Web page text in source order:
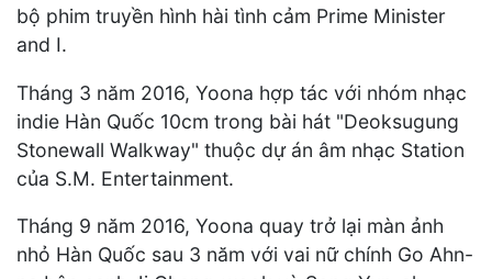
bộ phim truyền hình hài tình cảm Prime Minister
and I.
Tháng 3 năm 2016, Yoona hợp tác với nhóm nhạc
indie Hàn Quốc 10cm trong bài hát "Deoksugung
Stonewall Walkway" thuộc dự án âm nhạc Station
của S.M. Entertainment.
Tháng 9 năm 2016, Yoona quay trở lại màn ảnh
nhỏ Hàn Quốc sau 3 năm với vai nữ chính Go Ahn-